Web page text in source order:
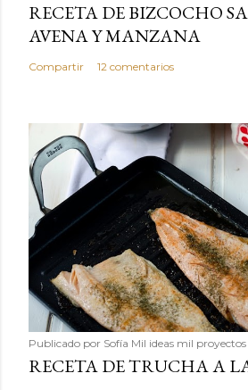
RECETA DE BIZCOCHO
AVENA Y MANZANA
Compartir 12 comentarios
Publicado por Sofía Mil ideas mil proyectos
RECETA DE TRUCHA A